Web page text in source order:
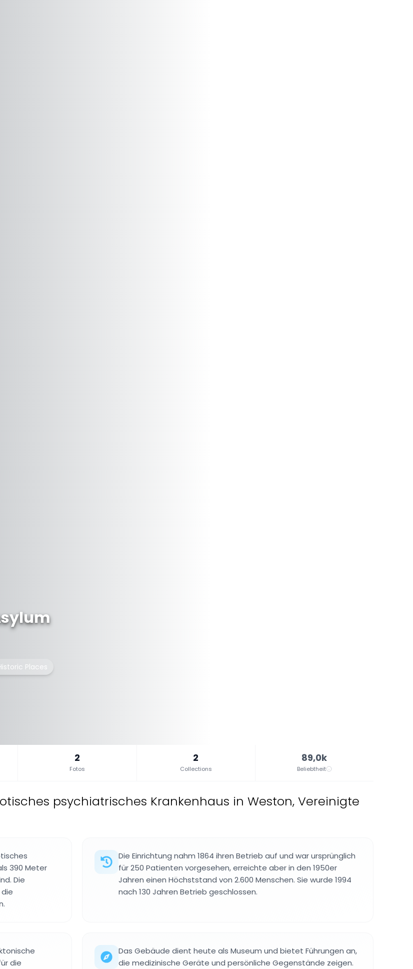
Places
2
Fotos
2
Collections
89,0k
Beliebtheit
psychiatrisches Krankenhaus in Weston, Vereinigte
390 Meter
Die
Die Einrichtung nahm 1864 ihren Betrieb auf und war ursprünglich
für 250 Patienten vorgesehen, erreichte aber in den 1950er
Jahren einen Höchststand von 2.600 Menschen. Sie wurde 1994
nach 130 Jahren Betrieb geschlossen.
die
Das Gebäude dient heute als Museum und bietet Führungen an,
die medizinische Geräte und persönliche Gegenstände zeigen.